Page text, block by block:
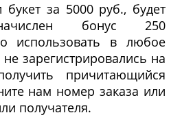
за 5000 руб., будет
бонус 250
использовать в любое
зарегистрировались на
причитающийся
нам номер заказа или
получателя.